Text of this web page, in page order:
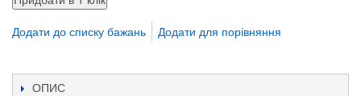
Додати до списку бажань Додати для порівняння
ОПИС